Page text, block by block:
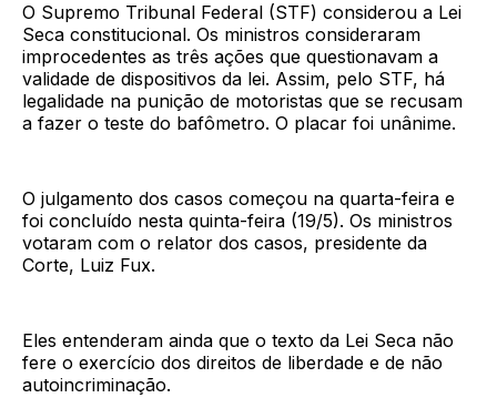
O Supremo Tribunal Federal (STF) considerou a Lei
Seca constitucional. Os ministros consideraram
improcedentes as três ações que questionavam a
validade de dispositivos da lei. Assim, pelo STF, há
legalidade na punição de motoristas que se recusam
a fazer o teste do bafômetro. O placar foi unânime.
O julgamento dos casos começou na quarta-feira e
foi concluído nesta quinta-feira (19/5). Os ministros
votaram com o relator dos casos, presidente da
Corte, Luiz Fux.
Eles entenderam ainda que o texto da Lei Seca não
fere o exercício dos direitos de liberdade e de não
autoincriminação.